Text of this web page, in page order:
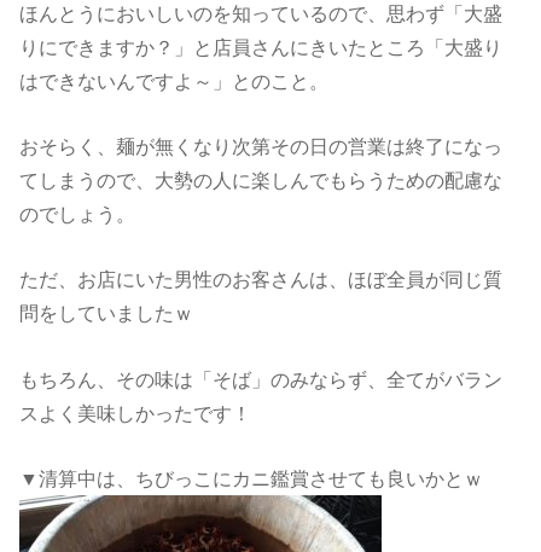
ほんとうにおいしいのを知っているので、思わず「大盛
りにできますか？」と店員さんにきいたところ「大盛り
はできないんですよ～」とのこと。
おそらく、麺が無くなり次第その日の営業は終了になっ
てしまうので、大勢の人に楽しんでもらうための配慮な
のでしょう。
ただ、お店にいた男性のお客さんは、ほぼ全員が同じ質
問をしていましたｗ
もちろん、その味は「そば」のみならず、全てがバラン
スよく美味しかったです！
▼清算中は、ちびっこにカニ鑑賞させても良いかとｗ